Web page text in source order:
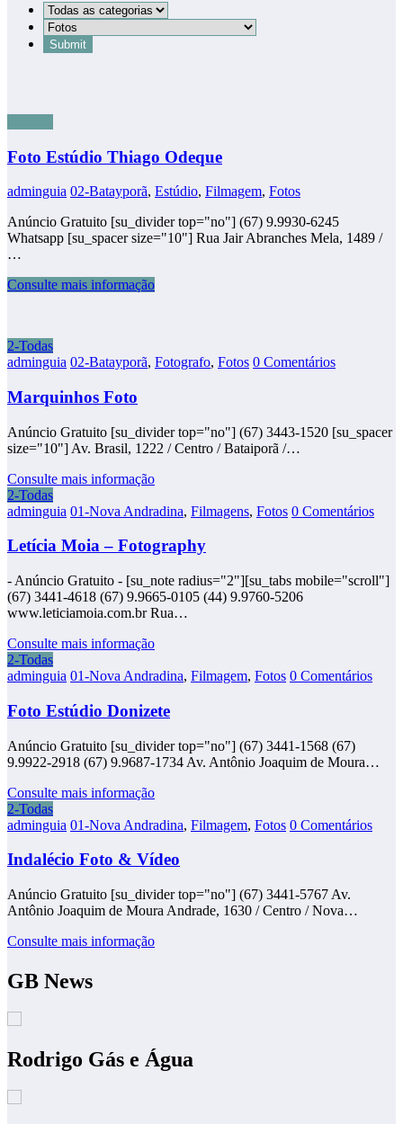
Foto Estúdio Thiago Odeque
adminguia 02-Batayporã, Estúdio, Filmagem, Fotos
Anúncio Gratuito [su_divider top="no"] (67) 9.9930-6245
Whatsapp [su_spacer size="10"] Rua Jair Abranches Mela, 1489 /
…
Consulte mais informação
2-Todas
adminguia 02-Batayporã, Fotografo, Fotos 0 Comentários
Marquinhos Foto
Anúncio Gratuito [su_divider top="no"] (67) 3443-1520 [su_spacer
size="10"] Av. Brasil, 1222 / Centro / Bataiporã /…
Consulte mais informação
2-Todas
adminguia 01-Nova Andradina, Filmagens, Fotos 0 Comentários
Letícia Moia – Fotography
- Anúncio Gratuito - [su_note radius="2"][su_tabs mobile="scroll"]
(67) 3441-4618 (67) 9.9665-0105 (44) 9.9760-5206
www.leticiamoia.com.br Rua…
Consulte mais informação
2-Todas
adminguia 01-Nova Andradina, Filmagem, Fotos 0 Comentários
Foto Estúdio Donizete
Anúncio Gratuito [su_divider top="no"] (67) 3441-1568 (67)
9.9922-2918 (67) 9.9687-1734 Av. Antônio Joaquim de Moura…
Consulte mais informação
2-Todas
adminguia 01-Nova Andradina, Filmagem, Fotos 0 Comentários
Indalécio Foto & Vídeo
Anúncio Gratuito [su_divider top="no"] (67) 3441-5767 Av.
Antônio Joaquim de Moura Andrade, 1630 / Centro / Nova…
Consulte mais informação
GB News
Rodrigo Gás e Água